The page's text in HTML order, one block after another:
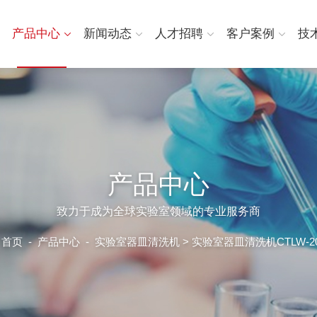
产品中心 新闻动态 人才招聘 客户案例 技
产品中心
致力于成为全球实验室领域的专业服务商
首页-产品中心 - 实验室器皿清洗机 > 实验室器皿清洗机CTLW-